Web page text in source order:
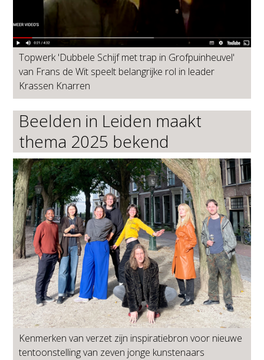
Topwerk 'Dubbele Schijf met trap in Grofpuinheuvel'
van Frans de Wit speelt belangrijke rol in leader
Krassen Knarren
Beelden in Leiden maakt
thema 2025 bekend
Kenmerken van verzet zijn inspiratiebron voor nieuwe
tentoonstelling van zeven jonge kunstenaars